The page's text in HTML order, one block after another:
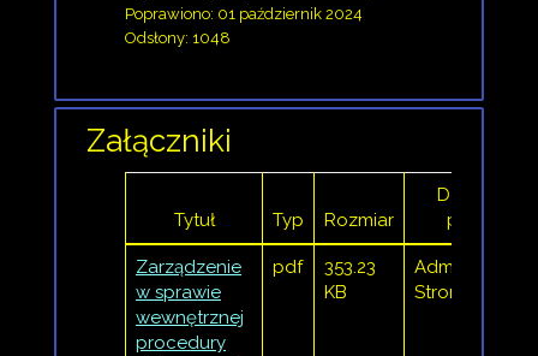
Poprawiono: 01 październik 2024
Odsłony: 1048
Załączniki
Tytuł Typ Rozmiar
Dodany
przez
Zarządzenie
w sprawie
wewnętrznej
procedury
pdf
353.23
KB
Administrator
Strony